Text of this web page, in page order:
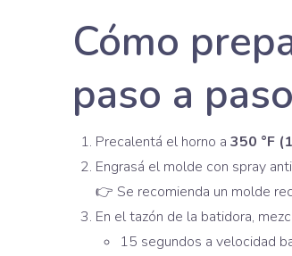
Cómo
paso a paso
Precalentá el horno a350 °F
Engrasá el molde con spray
👉 Se recomienda un molde
En el tazón de la batidora,
15 segundos a velocidad